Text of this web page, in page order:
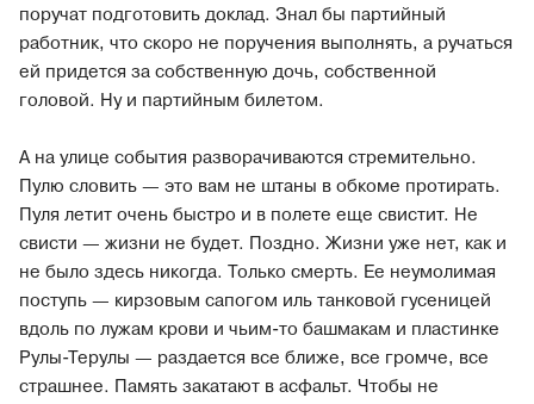
поручат подготовить доклад. Знал бы партийный
работник, что скоро не поручения выполнять, а ручаться
ей придется за собственную дочь, собственной
головой. Ну и партийным билетом.
А на улице события разворачиваются стремительно.
Пулю словить — это вам не штаны в обкоме протирать.
Пуля летит очень быстро и в полете еще свистит. Не
свисти — жизни не будет. Поздно. Жизни уже нет, как и
не было здесь никогда. Только смерть. Ее неумолимая
поступь — кирзовым сапогом иль танковой гусеницей
вдоль по лужам крови и чьим-то башмакам и пластинке
Рулы-Терулы — раздается все ближе, все громче, все
страшнее. Память закатают в асфальт. Чтобы не